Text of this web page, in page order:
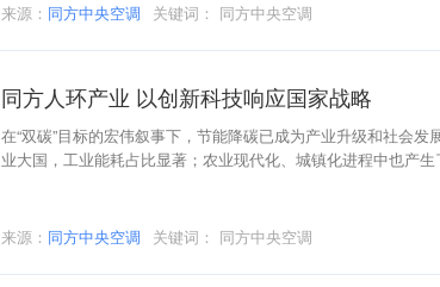
来源： 同方中央空调 关键词： 同方中央空调
同方人环产业 以创新科技响应国家战略
在“双碳”目标的宏伟叙事下，节能降碳已成为产业升级和社会发
业大国，工业能耗占比显著；农业现代化、城镇化进程中也产
整体解决方案，以实际行动践行国家战略，为绿色低碳发展注
来源： 同方中央空调 关键词： 同方中央空调